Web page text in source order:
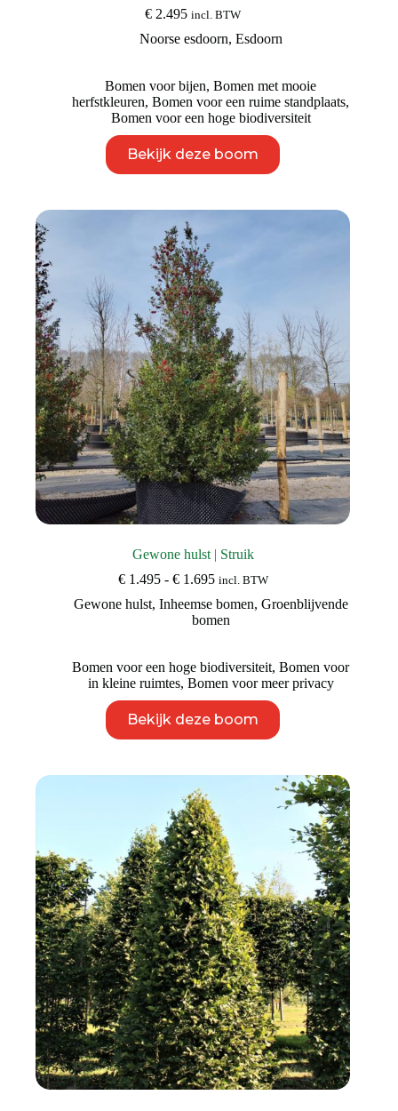
€ 2.495 incl. BTW
Noorse esdoorn, Esdoorn
Bomen voor bijen,Bomen met mooie
herfstkleuren,Bomen voor een ruime standplaats,
Bomen voor een hoge biodiversiteit
Bekijk deze boom
product
heeft
optie
kan
gekozen
worden
op
de
productpagina
Gewone hulst | Struik
€1.495 - €1.695Prijsklasse:
tot
€ 1.695
incl. BTW
Gewone hulst, Inheemse bomen, Groenblijvende
bomen
Bomen voor een hoge biodiversiteit,Bomen voor
in kleine ruimtes, Bomen voor meer privacy
Bekijk deze boom
product
heeft
Deze
optie
kan
gekozen
worden
op
de
productpagina